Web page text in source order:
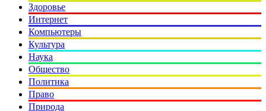
Здоровье
Интернет
Компьютеры
Культура
Наука
Общество
Политика
Право
Природа